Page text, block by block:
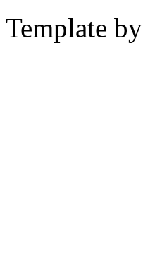
Template by